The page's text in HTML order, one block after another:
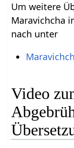
Um weitere
Maravichcha
nach unter
Video